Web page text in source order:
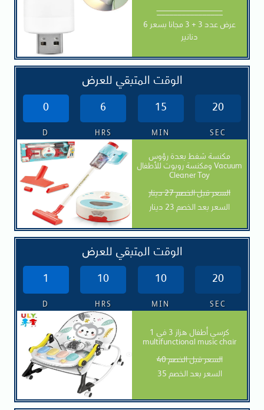
________________
عرض عدد 3 + 3 مجانا بسعر 6
دنانير
الوقت المتبقي للعرض
0 6 15 19
D HRS MIN SEC
مكنسة شفط بعدة رؤوس
ومكنسة روبوت للأطفال Vacuum
Cleaner Toy
السعر قبل الخصم 27 دينار
السعر بعد الخصم 23 دينار
الوقت المتبقي للعرض
1 10 10 19
D HRS MIN SEC
كرسي أطفال هزاز 3 في 1
multifunctional music chair
السعر قبل الخصم 40
السعر بعد الخصم 35